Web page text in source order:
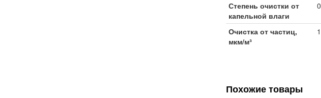
Степень очистки от
капельной влаги
Очистка от частиц,
мкм/м³
1
Похожие товары